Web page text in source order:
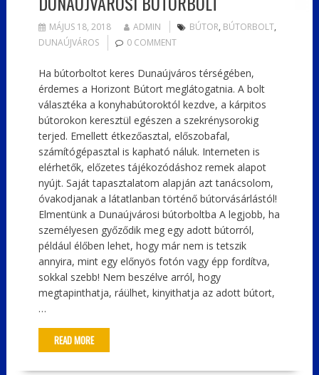
MÁJUS 18, 2018 ADMIN BÚTOR, BÚTORBOLT,
DUNAÚJVÁROS
0 COMMENT
Ha bútorboltot keres Dunaújváros térségében,
érdemes a Horizont Bútort meglátogatnia. A bolt
választéka a konyhabútoroktól kezdve, a kárpitos
bútorokon keresztül egészen a szekrénysorokig
terjed. Emellett étkezőasztal, előszobafal,
számítógépasztal is kapható náluk. Interneten is
elérhetők, előzetes tájékozódáshoz remek alapot
nyújt. Saját tapasztalatom alapján azt tanácsolom,
óvakodjanak a látatlanban történő bútorvásárlástól!
Elmentünk a Dunaújvárosi bútorboltba A legjobb, ha
személyesen győződik meg egy adott bútorról,
például élőben lehet, hogy már nem is tetszik
annyira, mint egy előnyös fotón vagy épp fordítva,
sokkal szebb! Nem beszélve arról, hogy
megtapinthatja, ráülhet, kinyithatja az adott bútort,
…
READ MORE